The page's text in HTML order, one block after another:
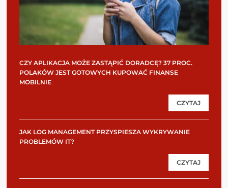
CZY APLIKACJA MOŻE ZASTĄPIĆ DORADCĘ? 37 PROC.
POLAKÓW JEST GOTOWYCH KUPOWAĆ FINANSE
MOBILNIE
CZYTAJ
JAK LOG MANAGEMENT PRZYSPIESZA WYKRYWANIE
PROBLEMÓW IT?
CZYTAJ